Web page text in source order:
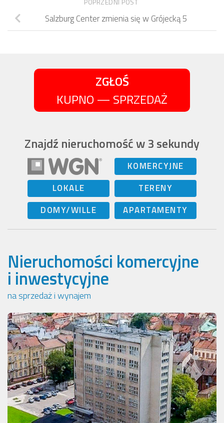
Salzburg Center zmienia się w Grójecką 5
ZGŁOŚ
KUPNO — SPRZEDAŻ
Znajdź nieruchomość w 3 sekundy
KOMERCYJNE
LOKALE
TERENY
DOMY/WILLE
APARTAMENTY
Nieruchomości komercyjne
i inwestycyjne
na sprzedaż i wynajem